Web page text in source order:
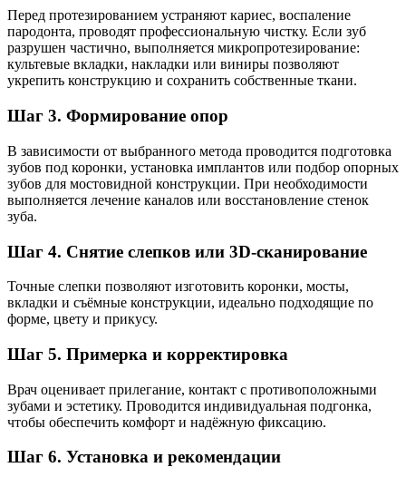
Перед протезированием устраняют кариес, воспаление
пародонта, проводят профессиональную чистку. Если зуб
разрушен частично, выполняется микропротезирование:
культевые вкладки, накладки или виниры позволяют
укрепить конструкцию и сохранить собственные ткани.
Шаг 3. Формирование опор
В зависимости от выбранного метода проводится подготовка
зубов под коронки, установка имплантов или подбор опорных
зубов для мостовидной конструкции. При необходимости
выполняется лечение каналов или восстановление стенок
зуба.
Шаг 4. Снятие слепков или 3D-сканирование
Точные слепки позволяют изготовить коронки, мосты,
вкладки и съёмные конструкции, идеально подходящие по
форме, цвету и прикусу.
Шаг 5. Примерка и корректировка
Врач оценивает прилегание, контакт с противоположными
зубами и эстетику. Проводится индивидуальная подгонка,
чтобы обеспечить комфорт и надёжную фиксацию.
Шаг 6. Установка и рекомендации